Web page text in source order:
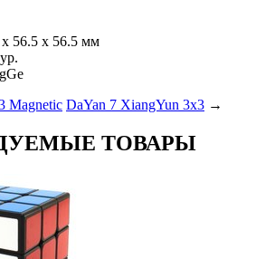
x 56.5 x 56.5 мм
Magnetic DaYan 7 XiangYun 3x3 →
ТОВАРЫ